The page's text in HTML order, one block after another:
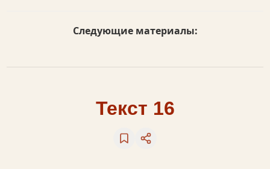
Следующие материалы:
Текст 16